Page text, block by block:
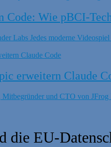
Code: Wie pBCI-
Labs Jedes moderne
erweitern Claude
Mitbegründer und CTO von
die EU-